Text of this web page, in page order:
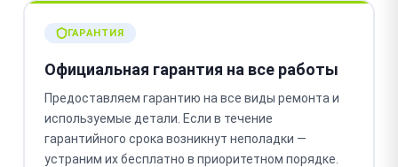
ГАРАНТИЯ
Официальная гарантия на все работы
Предоставляем гарантию на все виды ремонта и
используемые детали. Если в течение
гарантийного срока возникнут неполадки —
устраним их бесплатно в приоритетном порядке.